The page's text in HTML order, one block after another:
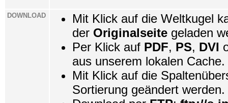
DOWNLOAD
Mit Klick auf die Weltkugel
der Originalseite geladen
Per Klick auf PDF, PS, DVI
aus unserem lokalen Cache.
Mit Klick auf die
Sortierung geändert werden.